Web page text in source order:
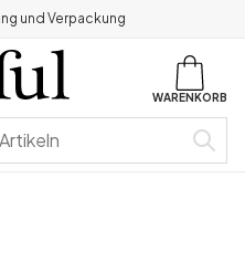
und Verpackung
WARENKORB